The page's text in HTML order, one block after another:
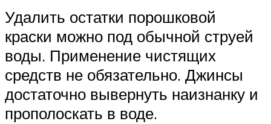
Удалить остатки порошковой
краски можно под обычной струей
воды. Применение чистящих
средств не обязательно. Джинсы
достаточно вывернуть наизнанку и
прополоскать в воде.